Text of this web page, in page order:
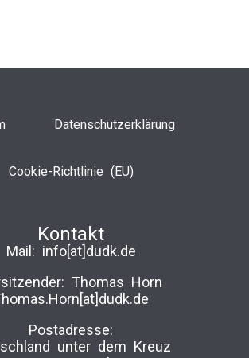
Datenschutzerklärung
Cookie-Richtlinie (EU)
Kontakt
Mail: info[at]dudk.de
Thomas Horn
Postadresse:
unter dem Kreuz